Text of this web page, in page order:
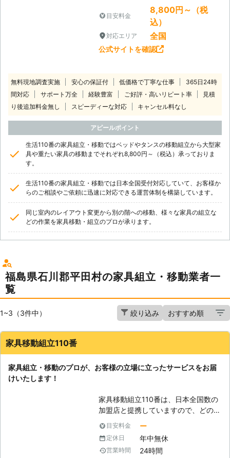
目安料金
8,800円～（税
込）
対応エリア 全国
公式サイトを確認
無料現地調査実施 安心の保証付 低価格で丁寧な仕事
365日24時
間対応
サポート万全 経験豊富 ご好評・高いリピート率
見積
り後追加料金無し
スピーディーな対応 キャンセル料なし
アピールポイント
生活110番の家具組立・移動ではベッドやタンスの移動組立から大型家
具や重たい家具の移動までそれぞれ8,800円～（税込）承っておりま
す。
生活110番の家具組立・移動では日本全国受付対応していて、お客様か
らのご相談やご依頼に迅速に対応できる運営体制を構築しています。
同じ室内のレイアウト変更から別の階への移動、様々な家具の組立な
どの作業を家具移動・組立のプロが承ります。
福島県石川郡平田村の家具組立・移動業者一
覧
1~3（3件中） 絞り込み
家具移動組立110番
家具組立・移動のプロが、お客様の立場に立ったサービスをお届
けいたします！
家具移動組立110番は、日本全国数の
加盟店と提携していますので、どの地
方にお住まいのお客様でも迅速に対応
いたします。 コールセンターでは24
時間365日年中無休でお電話を受け付
けています。 深夜でも早朝でもお客
目安料金 ー
定休日 年中無休
営業時間 24時間